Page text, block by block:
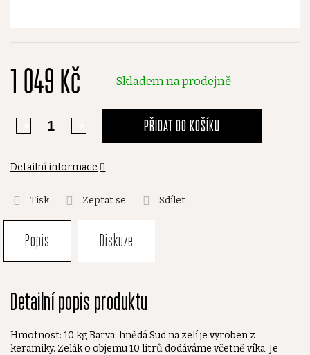
1 049 Kč Skladem na prodejně
PŘIDAT DO KOŠÍKU
Detailní informace
Tisk Zeptat se Sdílet
Popis Diskuze
Detailní popis produktu
Hmotnost: 10 kg Barva: hnědá Sud na zelí je vyroben z
keramiky. Zelák o objemu 10 litrů dodáváme včetně víka. Je